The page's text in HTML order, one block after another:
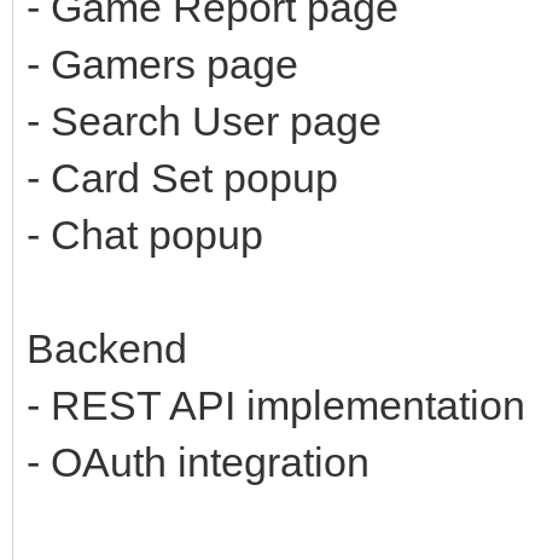
- Gamers page
- Search User page
- Card Set popup
- Chat popup
Backend
- REST API implementation
- OAuth integration